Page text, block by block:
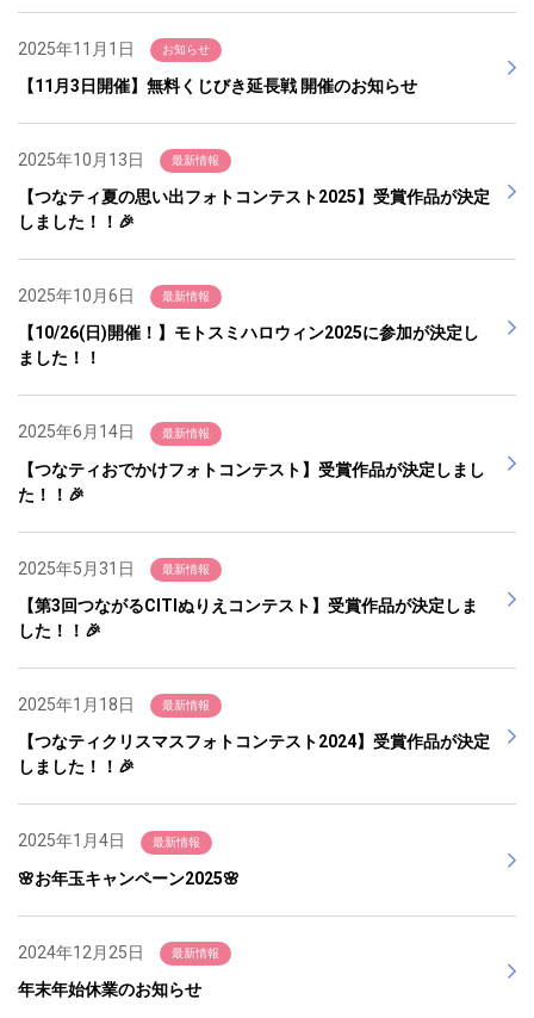
2025年11月1日 お知らせ
【11月3日開催】無料くじびき延長戦 開催のお知らせ
2025年10月13日 最新情報
【つなティ夏の思い出フォトコンテスト2025】受賞作品が決定
しました！！🎉
2025年10月6日 最新情報
【10/26(日)開催！】モトスミハロウィン2025に参加が決定し
ました！！
2025年6月14日 最新情報
【つなティおでかけフォトコンテスト】受賞作品が決定しまし
た！！🎉
2025年5月31日 最新情報
【第3回つながるCITIぬりえコンテスト】受賞作品が決定しま
した！！🎉
2025年1月18日 最新情報
【つなティクリスマスフォトコンテスト2024】受賞作品が決定
しました！！🎉
2025年1月4日 最新情報
🌸お年玉キャンペーン2025🌸
2024年12月25日 最新情報
年末年始休業のお知らせ